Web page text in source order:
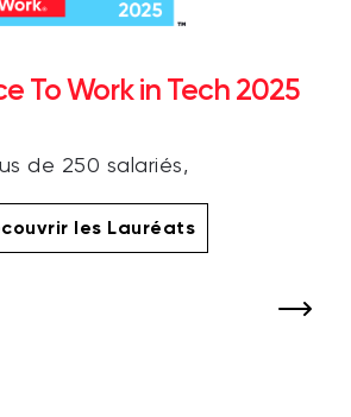
To Work in Tech 2025
de 250 salariés,
les Lauréats